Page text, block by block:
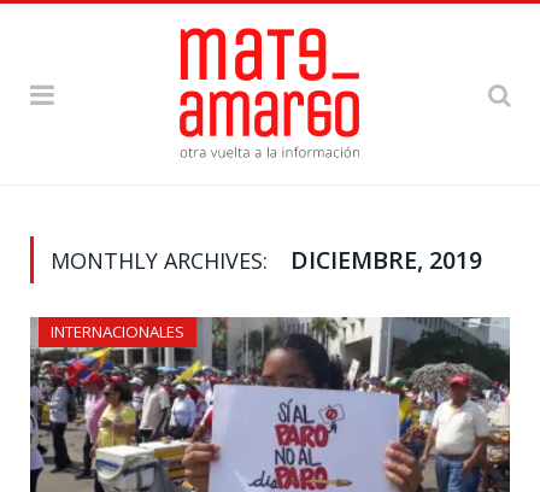
MONTHLY ARCHIVES: DICIEMBRE, 2019
INTERNACIONALES